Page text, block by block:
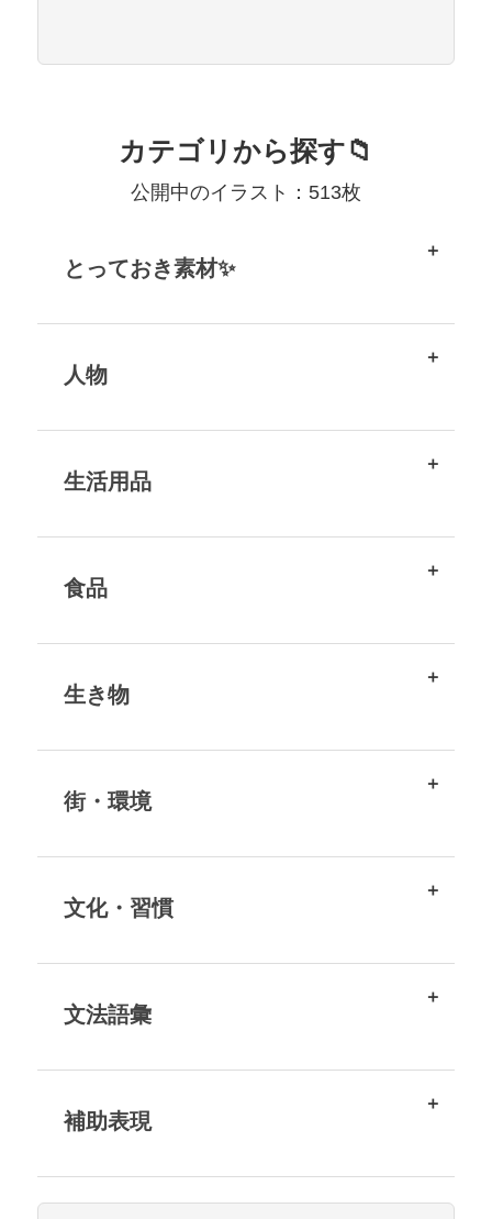
カテゴリから探す📁
公開中のイラスト：513枚
とっておき素材✨
人物
生活用品
食品
生き物
街・環境
文化・習慣
文法語彙
補助表現